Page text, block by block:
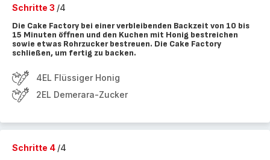
Schritte 3 /4
Die Cake Factory bei einer verbleibenden Backzeit von 10 bis
15 Minuten öffnen und den Kuchen mit Honig bestreichen
sowie etwas Rohrzucker bestreuen. Die Cake Factory
schließen, um fertig zu backen.
4EL Flüssiger Honig
2EL Demerara-Zucker
Schritte 4 /4